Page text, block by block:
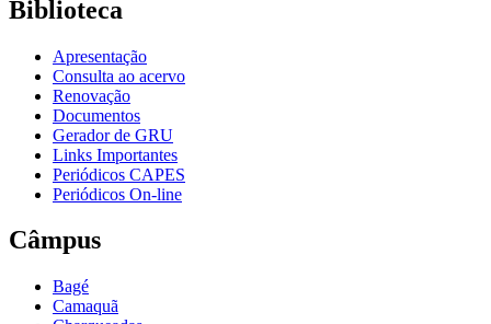
Biblioteca
Apresentação
Consulta ao acervo
Renovação
Documentos
Gerador de GRU
Links Importantes
Periódicos CAPES
Periódicos On-line
Câmpus
Bagé
Camaquã